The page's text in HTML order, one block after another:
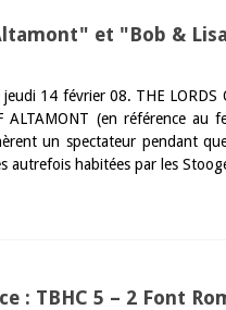
et "Bob &
14 février 08. THE
ALTAMONT (en référence au
un spectateur pendant
autrefois habitées par les
: TBHC 5 – 2 Font